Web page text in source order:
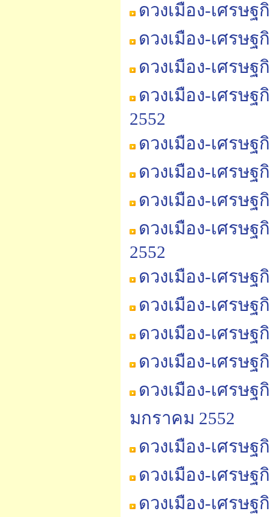
ดวงเมือง-เศรษ
ดวงเมือง-เศรษ
ดวงเมือง-เศรษ
ดวงเมือง-เศรษ
2552
ดวงเมือง-เศรษ
ดวงเมือง-เศรษ
ดวงเมือง-เศรษ
ดวงเมือง-เศรษ
2552
ดวงเมือง-เศรษ
ดวงเมือง-เศรษ
ดวงเมือง-เศรษ
ดวงเมือง-เศรษ
ดวงเมือง-เศรษ
มกราคม 2552
ดวงเมือง-เศรษ
ดวงเมือง-เศรษ
ดวงเมือง-เศรษ